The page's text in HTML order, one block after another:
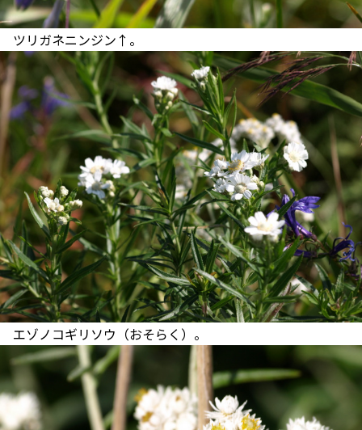
ツリガネニンジン↑。
エゾノコギリソウ（おそらく）。